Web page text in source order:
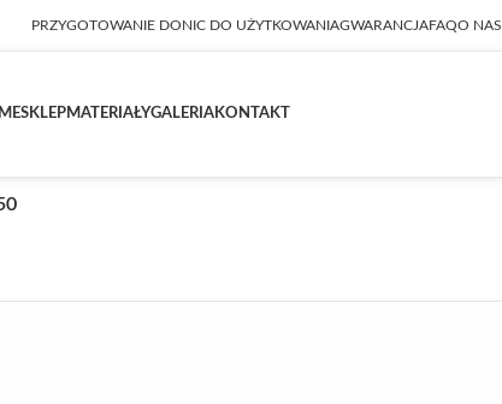
PRZYGOTOWANIE DONIC DO UŻYTKOWANIAGWARANCJAFAQO NAS
SKLEPMATERIAŁYGALERIAKONTAKT